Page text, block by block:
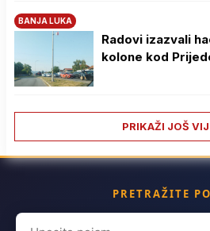
BANJA LUKA
Radovi izazvali
kolone kod
PRIKAŽI JOŠ
PRETRAŽITE
Search